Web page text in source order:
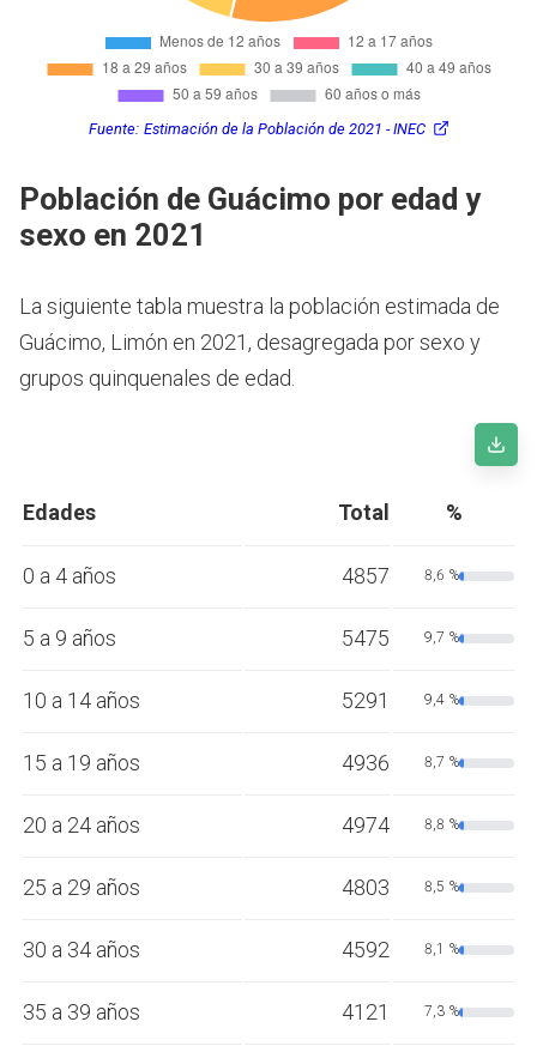
Fuente: Estimación de la Población de 2021 - INEC
Población de Guácimo por edad y
sexo en 2021
La siguiente tabla muestra la población estimada de
Guácimo, Limón en 2021, desagregada por sexo y
grupos quinquenales de edad.
Edades Total %
0 a 4 años 4857 8,6 %
5 a 9 años 5475 9,7 %
10 a 14 años 5291 9,4 %
15 a 19 años 4936 8,7 %
20 a 24 años 4974 8,8 %
25 a 29 años 4803 8,5 %
30 a 34 años 4592 8,1 %
35 a 39 años 4121 7,3 %